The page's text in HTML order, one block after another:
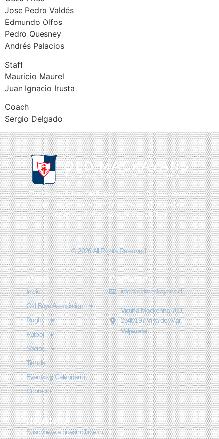
Jose Pedro Valdés
Edmundo Olfos
Pedro Quesney
Andrés Palacios
Staff
Mauricio Maurel
Juan Ignacio Irusta
Coach
Sergio Delgado
The Mackay School Old Boys Association (Old Mackayans)
es una corporación de derecho privado, sin fines de lucro,
con domicilio en la ciudad de Viña Del Mar
© 2026 All Rights Reserved.
Menú
Inicio
Old Boys Association
Rugby
Fútbol
Socios
Tienda
Eventos y Calendario
Contacto
Contacto
info@oldmackayans.cl
Vicuña Mackenna 700,
2540197 Viña del Mar,
Valparaíso
Newsletter
Suscríbete a nuestro boletín: